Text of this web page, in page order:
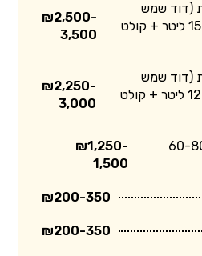
(דוד שמש
וקולטים) - דוד שמש 150 ליטר + קולט
₪2,500-
3,500
(דוד שמש
וקולטים) - דוד שמש 120 ליטר + קולט
₪2,250-
3,000
דוד חשמלי - 60-80
₪1,250-
1,500
₪200-350
₪200-350